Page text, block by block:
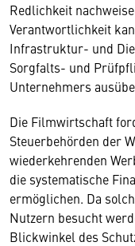
Redlichkeit
Verantwortlichkeit
Infrastruktur- und
Sorgfalts- und
Unternehmers
Die Filmwirtschaft
Steuerbehörden der
wiederkehrenden
die systematische
ermöglichen. Da
Nutzern besucht
Blickwinkel des